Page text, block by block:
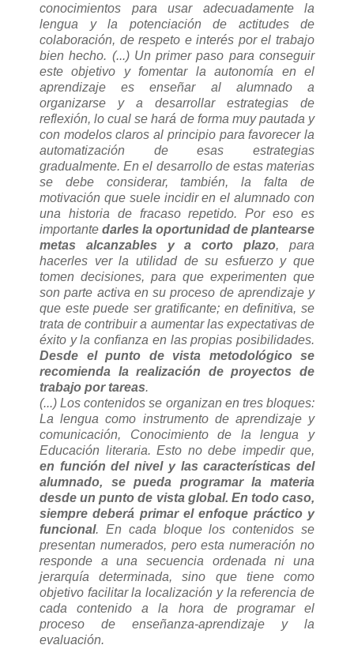
conocimientos para usar adecuadamente la
lengua y la potenciación de actitudes de
colaboración, de respeto e interés por el trabajo
bien hecho. (...) Un primer paso para conseguir
este objetivo y fomentar la autonomía en el
aprendizaje es enseñar al alumnado a
organizarse y a desarrollar estrategias de
reflexión, lo cual se hará de forma muy pautada y
con modelos claros al principio para favorecer la
automatización de esas estrategias
gradualmente. En el desarrollo de estas materias
se debe considerar, también, la falta de
motivación que suele incidir en el alumnado con
una historia de fracaso repetido. Por eso es
importante darles la oportunidad de plantearse
metas alcanzables y a corto plazo, para
hacerles ver la utilidad de su esfuerzo y que
tomen decisiones, para que experimenten que
son parte activa en su proceso de aprendizaje y
que este puede ser gratificante; en definitiva, se
trata de contribuir a aumentar las expectativas de
éxito y la confianza en las propias posibilidades.
Desde el punto de vista metodológico se
recomienda la realización de proyectos de
trabajo por tareas.
(...) Los contenidos se organizan en tres bloques:
La lengua como instrumento de aprendizaje y
comunicación, Conocimiento de la lengua y
Educación literaria. Esto no debe impedir que,
en función del nivel y las características del
alumnado, se pueda programar la materia
desde un punto de vista global. En todo caso,
siempre deberá primar el enfoque práctico y
funcional. En cada bloque los contenidos se
presentan numerados, pero esta numeración no
responde a una secuencia ordenada ni una
jerarquía determinada, sino que tiene como
objetivo facilitar la localización y la referencia de
cada contenido a la hora de programar el
proceso de enseñanza-aprendizaje y la
evaluación.